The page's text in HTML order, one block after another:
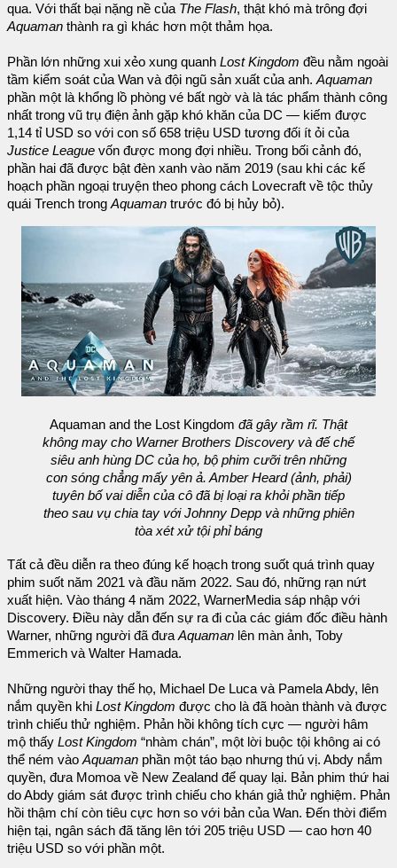
qua. Với thất bại nặng nề của The Flash, thật khó mà trông đợi
Aquaman thành ra gì khác hơn một thảm họa.
Phần lớn những xui xẻo xung quanh Lost Kingdom đều nằm ngoài
tầm kiểm soát của Wan và đội ngũ sản xuất của anh.Aquaman
phần một là khổng lồ phòng vé bất ngờ và là tác phẩm thành công
nhất trong vũ trụ điện ảnh gặp khó khăn của DC — kiếm được
1,14 tỉ USD so với con số 658 triệu USD tương đối ít ỏi của
Justice League vốn được mong đợi nhiều. Trong bối cảnh đó,
phần hai đã được bật đèn xanh vào năm 2019 (sau khi các kế
hoạch phần ngoại truyện theo phong cách Lovecraft về tộc thủy
quái Trench trongAquaman trước đó bị hủy bỏ).
Aquaman and the Lost Kingdom đã gây rầm rĩ. Thật
không may cho Warner Brothers Discovery và đế chế
siêu anh hùng DC của họ, bộ phim cưỡi trên những
con sóng chẳng mấy yên ả. Amber Heard (ảnh, phải)
tuyên bố vai diễn của cô đã bị loại ra khỏi phần tiếp
theo sau vụ chia tay với Johnny Depp và những phiên
tòa xét xử tội phỉ báng
Tất cả đều diễn ra theo đúng kế hoạch trong suốt quá trình quay
phim suốt năm 2021 và đầu năm 2022. Sau đó, những rạn nứt
xuất hiện. Vào tháng 4 năm 2022, WarnerMedia sáp nhập với
Discovery. Điều này dẫn đến sự ra đi của các giám đốc điều hành
Warner, những người đã đưa Aquaman lên màn ảnh, Toby
Emmerich và Walter Hamada.
Những người thay thế họ, Michael De Luca và Pamela Abdy, lên
nắm quyền khi Lost Kingdom được cho là đã hoàn thành và được
trình chiếu thử nghiệm. Phản hồi không tích cực — người hâm
mộ thấy Lost Kingdom “nhàm chán”, một lời buộc tội không ai có
thể ném vào Aquaman phần một táo bạo nhưng thú vị. Abdy nắm
quyền, đưa Momoa về New Zealand để quay lại. Bản phim thứ hai
do Abdy giám sát được trình chiếu cho khán giả thử nghiệm. Phản
hồi thậm chí còn tiêu cực hơn so với bản của Wan. Đến thời điểm
hiện tại, ngân sách đã tăng lên tới 205 triệu USD — cao hơn 40
triệu USD so với phần một.